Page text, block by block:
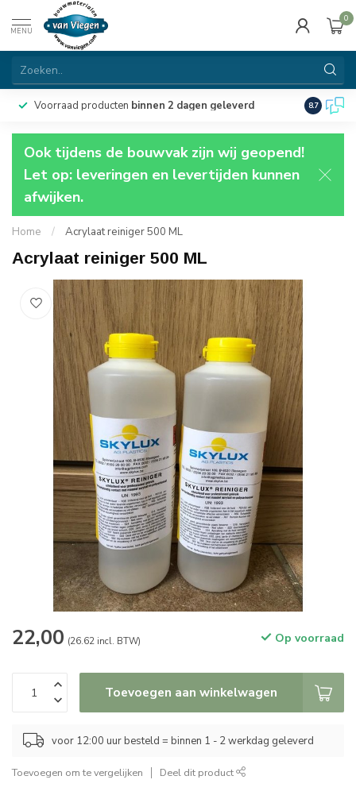
MENU
0
Voorraad producten binnen 2 dagen geleverd 8.7
Ook tijdens de bouwvak zijn wij geopend!
Let op: leveringen en levertijden kunnen
afwijken.
Home / Acrylaat reiniger 500 ML
Acrylaat reiniger 500 ML
22,00 (26.62 incl. BTW) Op voorraad
Toevoegen aan winkelwagen
voor 12:00 uur besteld = binnen 1 - 2 werkdag geleverd
Toevoegen om te vergelijken Deel dit product